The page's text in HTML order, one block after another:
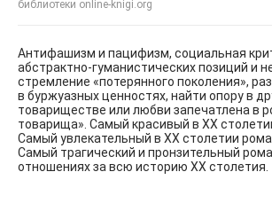
библиотеки online-knigi.org
Антифашизм и пацифизм, социальная
абстрактно-гуманистических позиций и
стремление «потерянного поколения»,
в буржуазных ценностях, найти опору в
товариществе или любви запечатлена в
товарища». Самый красивый в XX столетии роман о любви…
Самый увлекательный в XX столетии
Самый трагический и пронзительный
отношениях за всю историю XX столетия.